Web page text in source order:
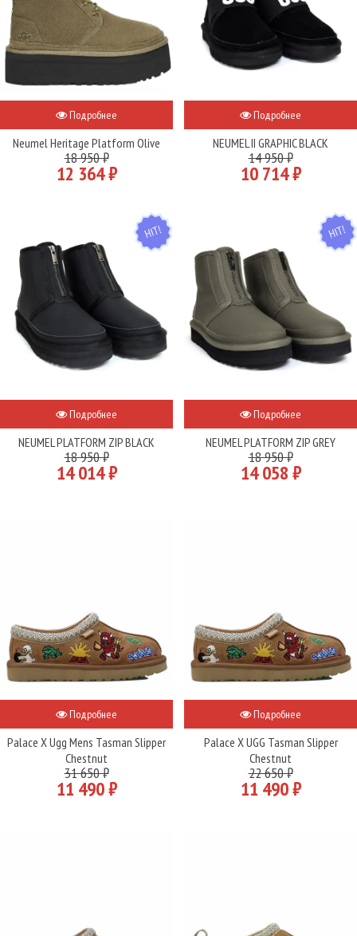
Подробнее
Neumel Heritage Platform Olive
18 950 ₽
12 364 ₽
Подробнее
NEUMEL II GRAPHIC BLACK
14 950 ₽
10 714 ₽
HIT
Подробнее
NEUMEL PLATFORM ZIP BLACK
18 950 ₽
14 014 ₽
HIT
Подробнее
NEUMEL PLATFORM ZIP GREY
18 950 ₽
14 058 ₽
Подробнее
Palace X Ugg Mens Tasman Slipper
Chestnut
31 650 ₽
11 490 ₽
Подробнее
Palace X UGG Tasman Slipper
Chestnut
22 650 ₽
11 490 ₽